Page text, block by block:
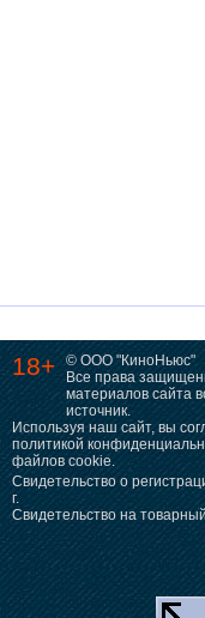
18+ © ООО "КиноНьюс"
Все права
материалов сайта
источник.
Используя наш сайт, вы
политикой
файлов cookie.
Свидетельство о
г.
Свидетельство на